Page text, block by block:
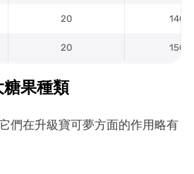
20
20
果種類
們在升級寶可夢方面的作用略有